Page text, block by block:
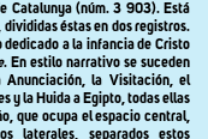
Catalunya (núm. 3 903). Está
éstas en dos registros.
dedicado a la infancia de Cristo
. En estilo narrativo se suceden
Anunciación, la Visitación, el
y la Huida a Egipto,todas ellas
que ocupa el espacio central,
laterales, separados estos